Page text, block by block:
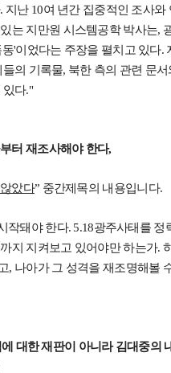
난 10여 년간 집중적인 조사
는 지만원 시스템공학 박사는,
'이었다는 주장을 펼치고 있다.
의 기록물, 북한 측의 관련 문
있다."
터 재조사해야 한다,
았다” 중간제목의 내용입니다.
작돼야 한다. 5.18광주사태를
지 지켜보고 있어야만 하는가.
, 나아가 그 성격을 재조명해볼
대한 재판이 아니라 김대중의